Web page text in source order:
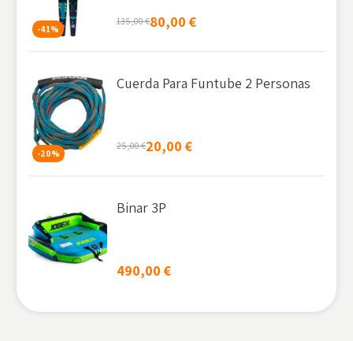
-41%
135,00€80,00€
-20%
Cuerda Para Funtube 2 Personas
25,00€20,00€
Binar 3P
490,00€